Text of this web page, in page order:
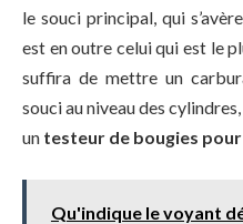
le souci principal, qui
est en outre celui qui est le
suffira de mettre un
souci au niveau des
un testeur de bougies
Qu'indique le voyant